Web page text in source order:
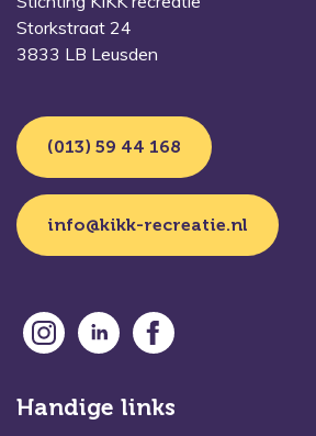
Storkstraat 24
3833 LB Leusden
(013) 59 44 168
info@kikk-recreatie.nl
Handige links